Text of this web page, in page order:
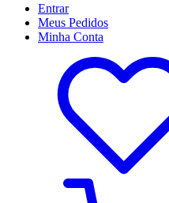
Entrar
Meus Pedidos
Minha Conta